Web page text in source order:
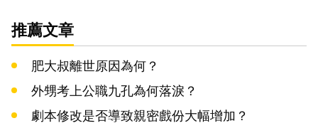
推薦文章
肥大叔離世原因為何？
外甥考上公職九孔為何落淚？
劇本修改是否導致親密戲份大幅增加？